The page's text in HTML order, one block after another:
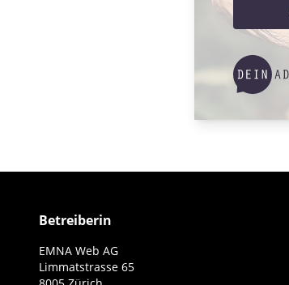
Betreiberin
EMNA Web AG
Limmatstrasse 65